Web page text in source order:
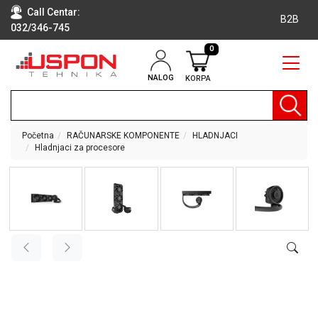
Call Centar:
032/346-745
B2B
NALOG KORPA
0
RAČUNARI
TEHNIKA
KLIME I
DODATNA
Početna RAČUNARSKE KOMPONENTE
HLADNJACI
Hladnjaci za procesore